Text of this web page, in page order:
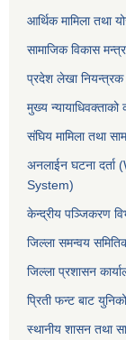
आर्थिक मामिला तथा
सामाजिक विकास
प्रदेश लेखा नियन्त्रक
मुख्य न्यायाधिवक्ताको
संघिय मामिला तथा
अनलाईन घटना
System)
केन्द्रीय पञ्जिकरण
जिल्ला समन्वय
जिल्ला प्रशासन
प्रिती फन्ट बाट
स्थानीय शासन तथा